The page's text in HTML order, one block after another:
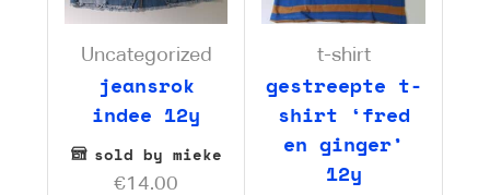
Uncategorized
jeansrok
indee 12y
sold by mieke
€14.00
t-shirt
gestreepte t-
shirt ‘fred
en ginger’
12y